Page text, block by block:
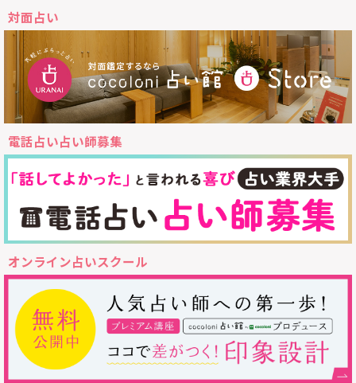
対面占い
電話占い占い師募集
オンライン占いスクール